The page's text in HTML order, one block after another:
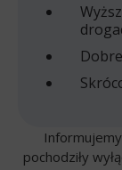
pochodziły